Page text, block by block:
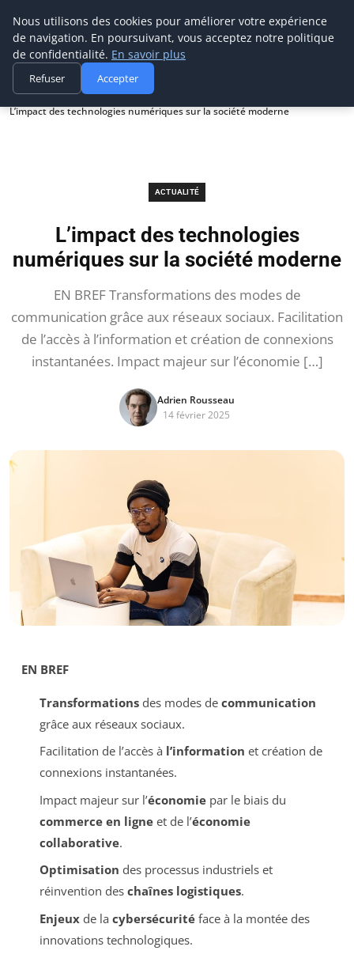
Prospection Pro
Accueil
Actualité
L’impact des technologies numériques sur la société moderne
ACTUALITÉ
L’impact des technologies
numériques sur la société moderne
EN BREF Transformations des modes de
communication grâce aux réseaux sociaux. Facilitation
de l’accès à l’information et création de connexions
instantanées. Impact majeur sur l’économie […]
Adrien Rousseau
14 février 2025
EN BREF
Transformationsdes modes de communication
grâce aux réseaux sociaux.
Facilitation de l’accès à l’information et création de
connexions instantanées.
Impact majeur sur l’économiepar le biais du
commerce en ligneet de l’économie
collaborative.
Optimisation des processus industriels et
réinvention des chaînes logistiques.
Enjeuxde la cybersécuritéface à la montée des
innovations technologiques.
Nous utilisons des cookies pour améliorer votre expérience
de navigation. En poursuivant, vous acceptez notre politique
de confidentialité. En savoir plus
Refuser Accepter